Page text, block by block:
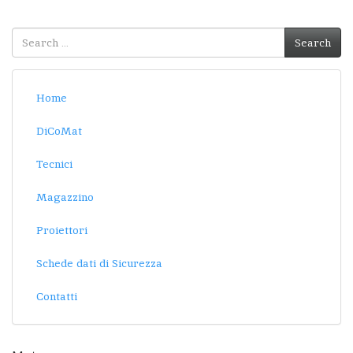
Search
for:
Search
Home
DiCoMat
Tecnici
Magazzino
Proiettori
Schede dati di Sicurezza
Contatti